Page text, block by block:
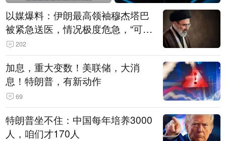
以媒爆料：伊朗最高领袖穆杰塔巴
被紧急送医，情况极度危急，“可能
随时会死去”
202
加息，重大变数！美联储，大消
息！特朗普，有新动作
69
特朗普坐不住：中国每年培养3000
人，咱们才170人